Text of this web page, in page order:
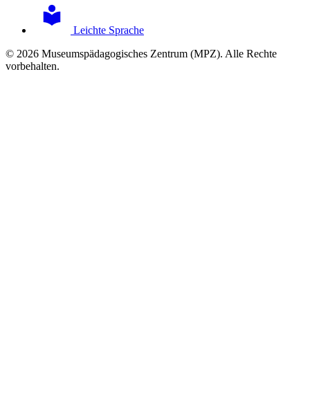
Leichte Sprache
© 2026 Museumspädagogisches Zentrum (MPZ). Alle Rechte
vorbehalten.